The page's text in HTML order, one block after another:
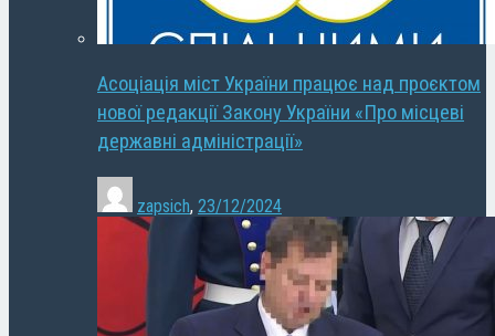
Асоціація міст України працює над проєктом
нової редакції Закону України «Про місцеві
державні адміністрації»
zapsich, 23/12/2024